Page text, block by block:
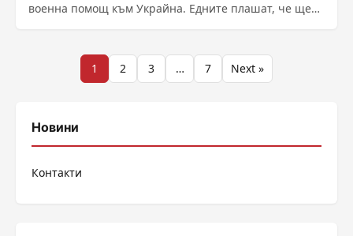
военна помощ към Украйна. Едните плашат, че ще
Разделяне
публикациите
1 2 3 … 7 Next »
Новини
Контакти